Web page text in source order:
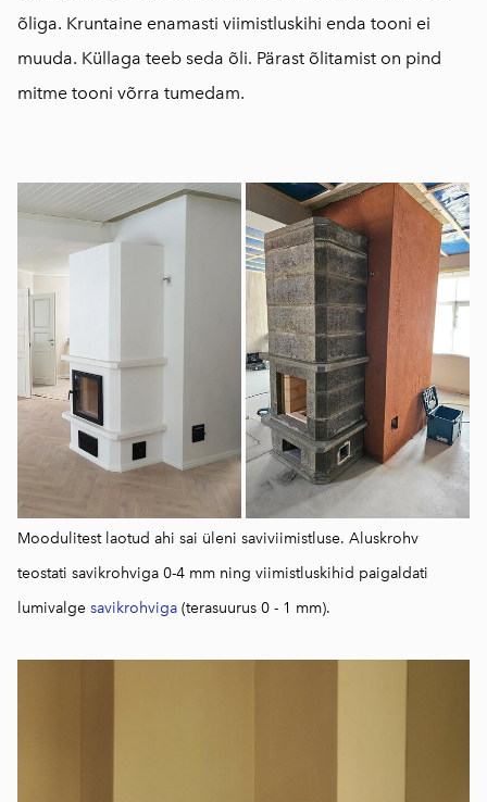
õliga. Kruntaine enamasti viimistluskihi enda tooni ei
muuda. Küllaga teeb seda õli. Pärast õlitamist on pind
mitme tooni võrra tumedam.
Moodulitest laotud ahi sai üleni saviviimistluse. Aluskrohv
teostati savikrohviga 0-4 mm ning viimistluskihid paigaldati
lumivalge savikrohviga (terasuurus 0 - 1 mm).